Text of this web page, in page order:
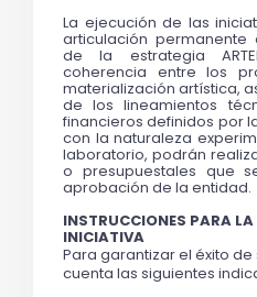
La ejecución de las
articulación
de la estrategia
coherencia entre los
materialización artística,
de los lineamientos
financieros definidos por
con la naturaleza
laboratorio, podrán
o presupuestales que
aprobación de la entidad.
INSTRUCCIONES PARA
INICIATIVA
Para garantizar el éxito
cuenta las siguientes